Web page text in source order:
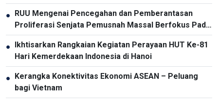
Pemberantasan Kriminalitas
●
RUU Mengenai Pencegahan dan Pemberantasan
Proliferasi Senjata Pemusnah Massal Berfokus Pada
Pencegahan dan Pelaksanaan Komitmen
Internasional oleh Vietnam
●
Ikhtisarkan Rangkaian Kegiatan Perayaan HUT Ke-81
Hari Kemerdekaan Indonesia di Hanoi
●
Kerangka Konektivitas Ekonomi ASEAN – Peluang
bagi Vietnam